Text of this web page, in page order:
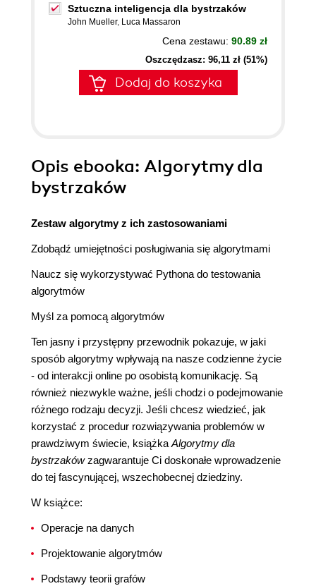
Sztuczna inteligencja dla bystrzaków
John Mueller, Luca Massaron
Cena zestawu: 90.89 zł
Oszczędzasz: 96,11 zł (51%)
Dodaj do koszyka
Opis ebooka: Algorytmy dla
bystrzaków
Zestaw algorytmy z ich zastosowaniami
Zdobądź umiejętności posługiwania się algorytmami
Naucz się wykorzystywać Pythona do testowania
algorytmów
Myśl za pomocą algorytmów
Ten jasny i przystępny przewodnik pokazuje, w jaki
sposób algorytmy wpływają na nasze codzienne życie
- od interakcji online po osobistą komunikację. Są
również niezwykle ważne, jeśli chodzi o podejmowanie
różnego rodzaju decyzji. Jeśli chcesz wiedzieć, jak
korzystać z procedur rozwiązywania problemów w
prawdziwym świecie, książka Algorytmy dla
bystrzakówzagwarantuje Ci doskonałe wprowadzenie
do tej fascynującej, wszechobecnej dziedziny.
W książce:
Operacje na danych
Projektowanie algorytmów
Podstawy teorii grafów